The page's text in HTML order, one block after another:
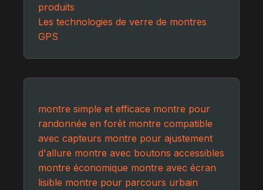
produits
Les technologies de verre de montres
GPS
montre simple et efficace montre pour
randonnée en forêt montre compatible
avec capteurs montre pour ajustement
d'allure montre avec boutons accessibles
montre économique montre avec écran
lisible montre pour parcours urbain